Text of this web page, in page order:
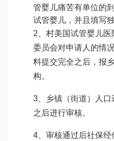
管婴儿痛苦有单位的
试管婴儿 ，并且填写
2、村美国试管婴儿医
委员会对申请人的情
料提交完全之后，报
构。
3、乡镇（街道）人
之后进行审核。
4、审核通过后社保经